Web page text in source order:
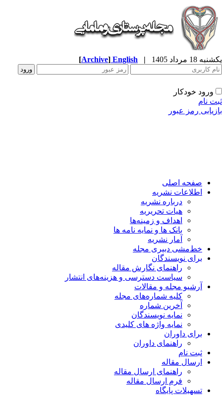
18 مرداد 1405 |
English
[Archive]
ورود خودکار
نام
رمز عبور
صفحه اصلی
اطلاعات نشریه
درباره نشریه
هیات تحریریه
اهداف و زمینه‌ها
بانک ها و نمایه نامه ها
آمار نشریه
خط‌مشی دبیری مجله
برای نویسندگان
راهنمای نگارش مقاله
سیاست دسترسی و هزینه‌های انتشار
آرشیو مجله و مقالات
کلیه شماره‌های مجله
آخرین شماره
نمایه نویسندگان
نمایه واژه های کلیدی
برای داوران
راهنمای داوران
ثبت نام
ارسال مقاله
راهنمای ارسال مقاله
فرم ارسال مقاله
تسهیلات پایگاه